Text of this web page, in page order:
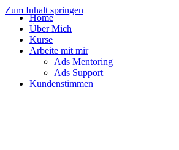
Zum Inhalt springen
Home
Über Mich
Kurse
Arbeite mit mir
Ads Mentoring
Ads Support
Kundenstimmen